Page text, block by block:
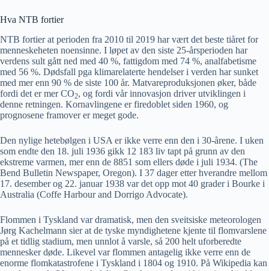
Hva NTB fortier
NTB fortier at perioden fra 2010 til 2019 har vært det beste tiåret for
menneskeheten noensinne. I løpet av den siste 25-årsperioden har
verdens sult gått ned med 40 %, fattigdom med 74 %, analfabetisme
med 56 %. Dødsfall pga klimarelaterte hendelser i verden har sunket
med mer enn 90 % de siste 100 år. Matvareproduksjonen øker, både
fordi det er mer CO2, og fordi vår innovasjon driver utviklingen i
denne retningen. Kornavlingene er firedoblet siden 1960, og
prognosene framover er meget gode.
Den nylige hetebølgen i USA er ikke verre enn den i 30-årene. I uken
som endte den 18. juli 1936 gikk 12 183 liv tapt på grunn av den
ekstreme varmen, mer enn de 8851 som ellers døde i juli 1934. (The
Bend Bulletin Newspaper, Oregon). I 37 dager etter hverandre mellom
17. desember og 22. januar 1938 var det opp mot 40 grader i Bourke i
Australia (Coffe Harbour and Dorrigo Advocate).
Flommen i Tyskland var dramatisk, men den sveitsiske meteorologen
Jørg Kachelmann sier at de tyske myndighetene kjente til flomvarslene
på et tidlig stadium, men unnlot å varsle, så 200 helt uforberedte
mennesker døde. Likevel var flommen antagelig ikke verre enn de
enorme flomkatastrofene i Tyskland i 1804 og 1910. På Wikipedia kan